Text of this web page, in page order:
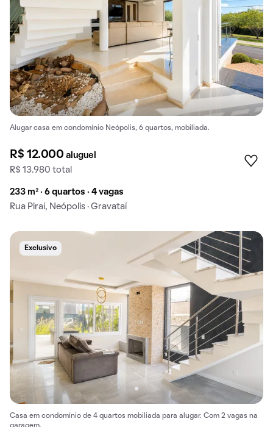
Alugar casa em condomínio Neópolis, 6 quartos, mobiliada.
R$ 12.000aluguel
R$ 13.980 total
233 m² · 6 quartos · 4 vagas
Rua Piraí, Neópolis · Gravataí
Exclusivo
Casa em condomínio de 4 quartos mobiliada para alugar. Com 2 vagas na
garagem.